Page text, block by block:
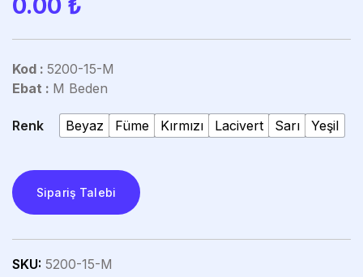
Kod : 5200-15-M
Ebat : M Beden
Renk Beyaz Füme Kırmızı Lacivert Sarı Yeşil
Sipariş Talebi
SKU: 5200-15-M